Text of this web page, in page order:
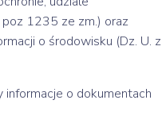
poz 1235 ze zm.) oraz
o środowisku (Dz. U. z
informacje o dokumentach